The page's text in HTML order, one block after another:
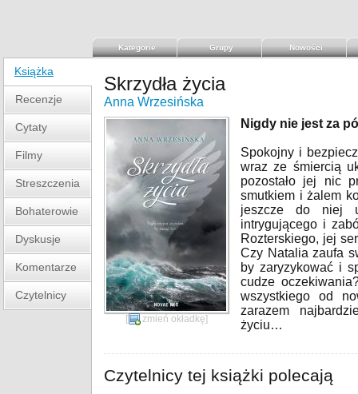
Kategorie Grupy Nowości
Książka
Recenzje
Cytaty
Filmy
Streszczenia
Bohaterowie
Dyskusje
Komentarze
Czytelnicy
Skrzydła życia
Anna Wrzesińska
[ zmień okładkę]
Nigdy nie jest za
Spokojny i
wraz ze śmiercią
pozostało jej nic
smutkiem i żalem
jeszcze do niej
intrygującego i
Rozterskiego, jej
Czy Natalia zaufa
by zaryzykować i
cudze
wszystkiego od
zarazem
życiu…
Czytelnicy tej książki polecają